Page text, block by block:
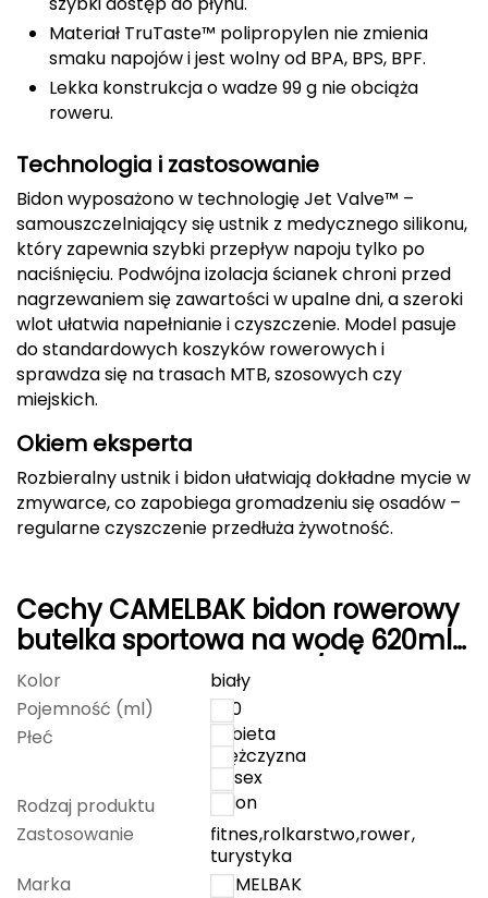
Deuter
Dolomite
EISBAR
ENERO
ENERO CAMP
ENERO PRO
Elmer by Swany
Extremities
F
FASHY
G
GSI Outdoors
Gerber
Materiał TruTaste™ polipropylen nie zmienia
smaku napojów i jest wolny od BPA, BPS, BPF.
Lekka konstrukcja o wadze 99 g nie obciąża
roweru.
Technologia i zastosowanie
Bidon wyposażono w technologię Jet Valve™ –
samouszczelniający się ustnik z medycznego silikonu,
który zapewnia szybki przepływ napoju tylko po
naciśnięciu. Podwójna izolacja ścianek chroni przed
nagrzewaniem się zawartości w upalne dni, a szeroki
wlot ułatwia napełnianie i czyszczenie. Model pasuje
do standardowych koszyków rowerowych i
sprawdza się na trasach MTB, szosowych czy
miejskich.
Okiem eksperta
Rozbieralny ustnik i bidon ułatwiają dokładne mycie w
zmywarce, co zapobiega gromadzeniu się osadów –
regularne czyszczenie przedłuża żywotność.
Cechy CAMELBAK bidon rowerowy
butelka sportowa na wodę 620ml
Podium Chill czerwony/biały
Kolor
biały
Pojemność (ml)
620
Płeć
kobieta
mężczyzna
unisex
Rodzaj produktu
Bidon
Zastosowanie
fitnes,rolkarstwo,rower,
turystyka
Marka
CAMELBAK